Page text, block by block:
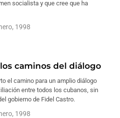
socialista y que cree que ha
1998
caminos del diálogo
el camino para un amplio diálogo
entre todos los cubanos, sin
gobierno de Fidel Castro.
1998